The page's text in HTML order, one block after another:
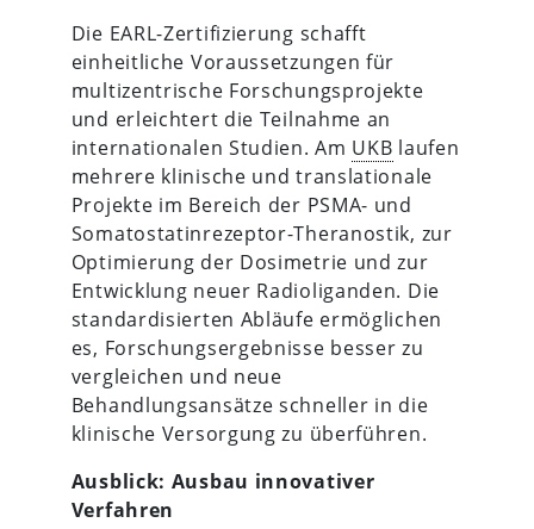
Die EARL-Zertifizierung schafft
einheitliche Voraussetzungen für
multizentrische Forschungsprojekte
und erleichtert die Teilnahme an
internationalen Studien. Am UKB laufen
mehrere klinische und translationale
Projekte im Bereich der PSMA- und
Somatostatinrezeptor-Theranostik, zur
Optimierung der Dosimetrie und zur
Entwicklung neuer Radioliganden. Die
standardisierten Abläufe ermöglichen
es, Forschungsergebnisse besser zu
vergleichen und neue
Behandlungsansätze schneller in die
klinische Versorgung zu überführen.
Ausblick: Ausbau innovativer
Verfahren